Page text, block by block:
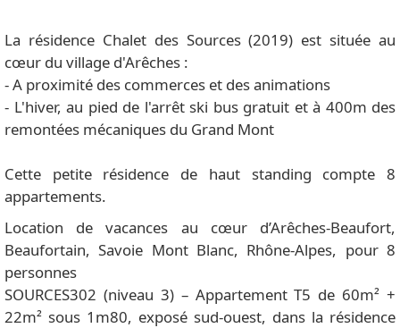
La résidence Chalet des Sources (2019) est située au
cœur du village d'Arêches :
- A proximité des commerces et des animations
- L'hiver, au pied de l'arrêt ski bus gratuit et à 400m des
remontées mécaniques du Grand Mont
Cette petite résidence de haut standing compte 8
appartements.
Location de vacances au cœur d’Arêches-Beaufort,
Beaufortain, Savoie Mont Blanc, Rhône-Alpes, pour 8
personnes
SOURCES302 (niveau 3) – Appartement T5 de 60m² +
22m² sous 1m80, exposé sud-ouest, dans la résidence